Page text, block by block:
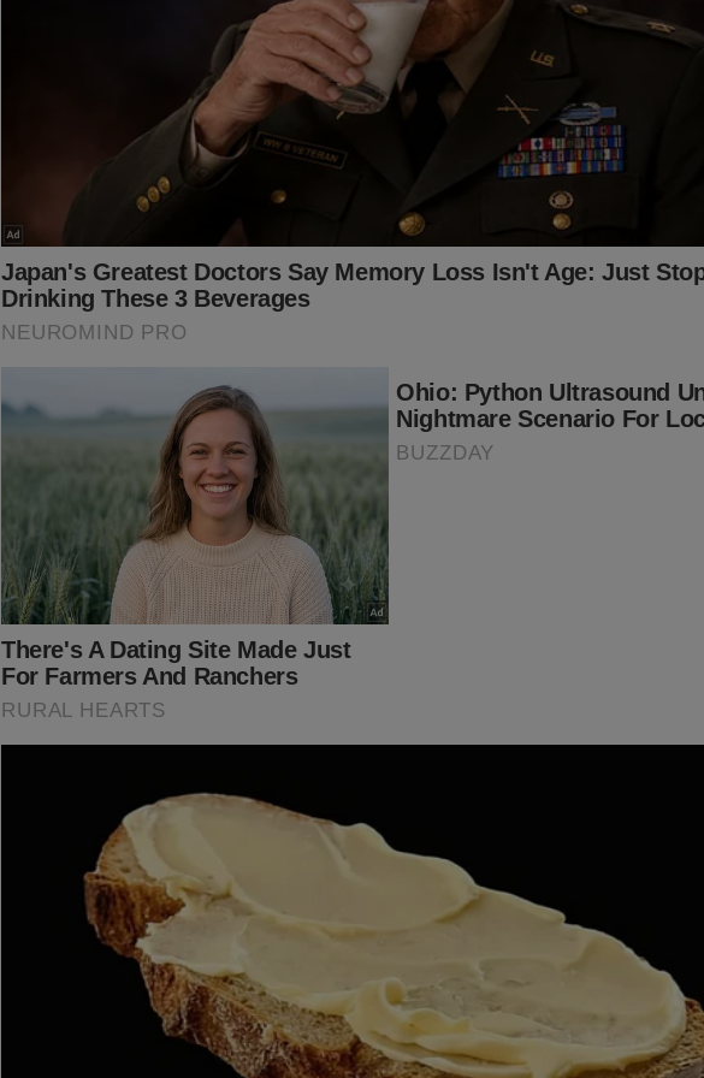
A eleição está chegando... Está na hora de você estampar todo o seu amor pelo
Já garantiu a sua camiseta, bandeira e faixa?
Tudo isso e muito mais você encontra no Shopping Conservador...
A maior loja patriota do Brasil!!
https://www.shoppingconservador.com.br/
O Brasil precisa de você!
Caso queira, doe qualquer valor ao Jornal da Cidade Online pelo PIX (chave:
pix@jornaldacidadeonline.com.br ou 16.434.831/0001-01).